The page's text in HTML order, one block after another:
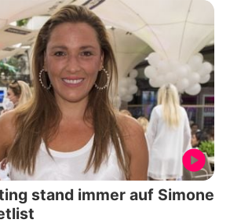
stand immer auf Simone